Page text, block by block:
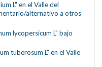
L" en el Valle del
alternativo a otros
lycopersicum L" bajo
tuberosum L" en el Valle